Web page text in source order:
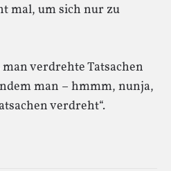
mal, um sich nur zu
verdrehte Tatsachen
man – hmmm, nunja,
verdreht“.